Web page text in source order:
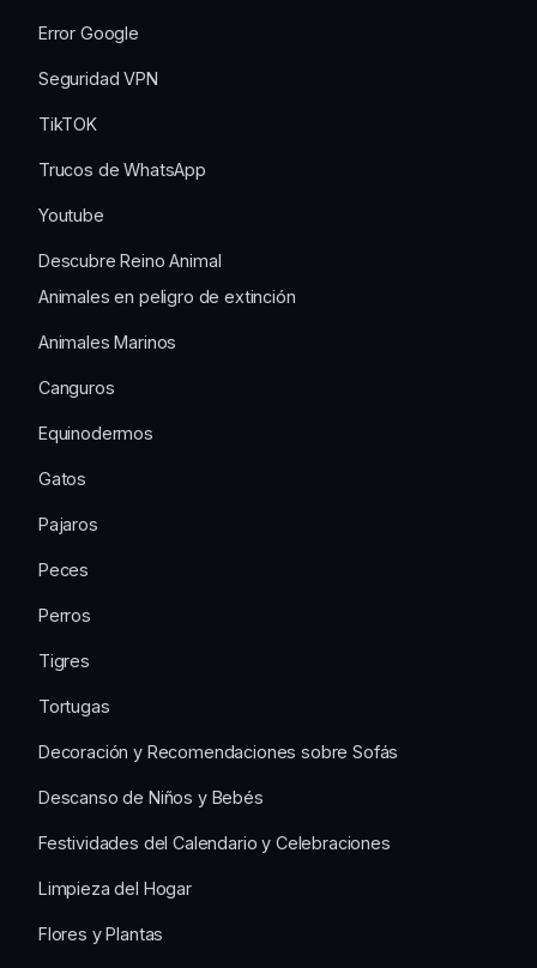
Error Google
Seguridad VPN
TikTOK
Trucos de WhatsApp
Youtube
Descubre Reino Animal
Animales en peligro de extinción
Animales Marinos
Canguros
Equinodermos
Gatos
Pajaros
Peces
Perros
Tigres
Tortugas
Decoración y Recomendaciones sobre Sofás
Descanso de Niños y Bebés
Festividades del Calendario y Celebraciones
Limpieza del Hogar
Flores y Plantas